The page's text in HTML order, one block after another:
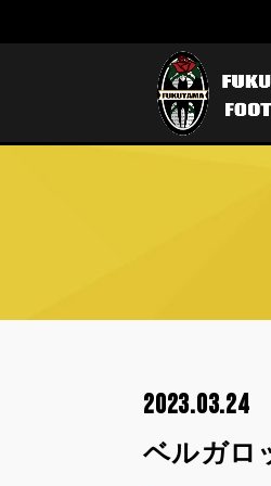
2023.03.24
ベルガロ